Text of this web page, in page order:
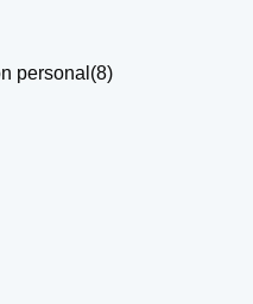
personal (8)